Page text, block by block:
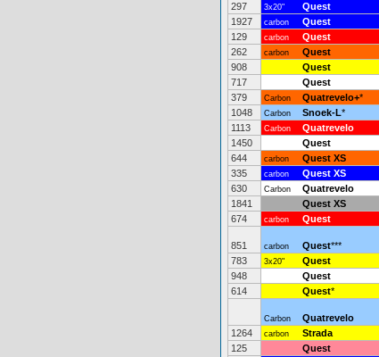
297
3x20" Quest
1927
carbon Quest
129
carbon Quest
262
carbon Quest
908
Quest
717
Quest
379
Carbon Quatrevelo+*
1048
Carbon Snoek-L*
1113
Carbon Quatrevelo
1450
Quest
644
carbon Quest XS
335
carbon Quest XS
630
Carbon Quatrevelo
1841
Quest XS
674
carbon Quest
851 carbon Quest***
783
3x20" Quest
948
Quest
614
Quest*
Carbon Quatrevelo
1264
carbon Strada
125
Quest